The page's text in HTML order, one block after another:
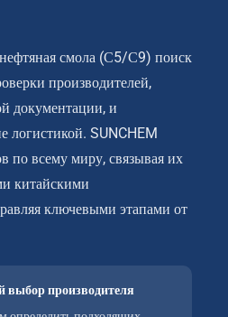
смола (С5/С9) поиск
производителей,
документации, и
логистикой. SUNCHEM
по всему миру, связывая их
китайскими
ключевыми этапами от
производителя